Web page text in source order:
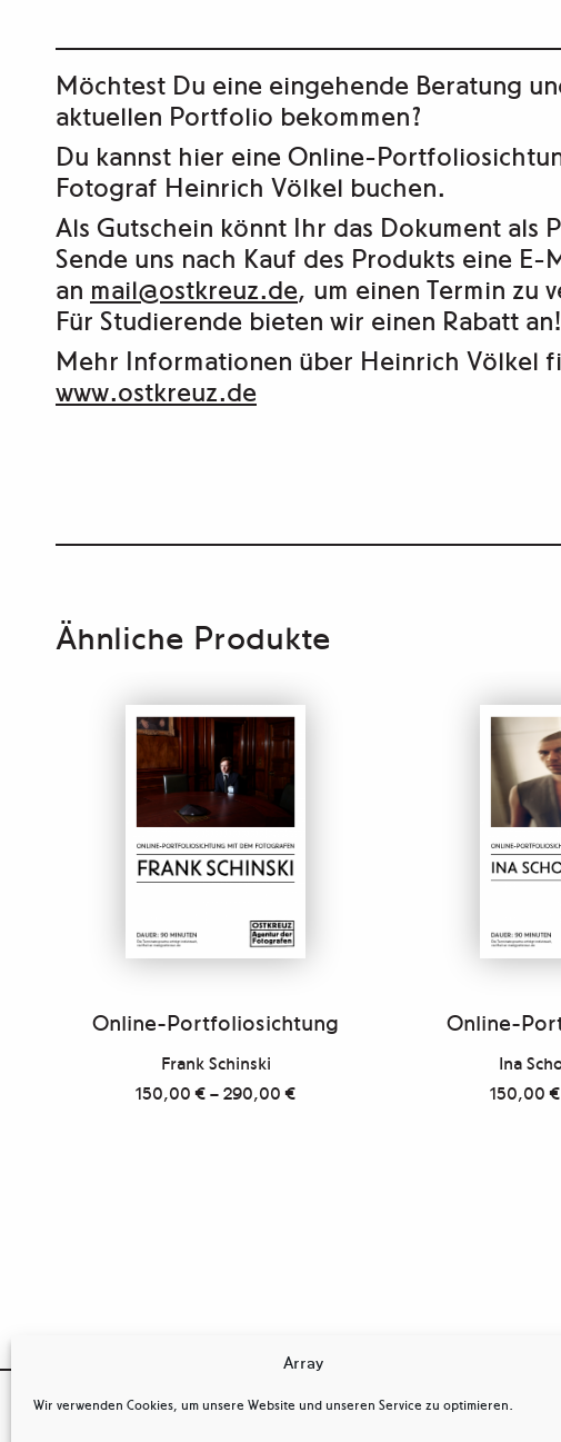
Array
Wir verwenden Cookies, um unsere Website und unseren Service zu optimieren.
Möchtest Du eine eingehende Beratung
aktuellen Portfolio bekommen?
Du kannst hier eine Online-
Fotograf Heinrich Völkel buchen.
Als Gutschein könnt Ihr das Dokument als
Sende uns nach Kauf des Produkts eine E-
an mail@ostkreuz.de, um einen Termin zu
Für Studierende bieten wir einen Rabatt
Mehr Informationen über Heinrich Völkel
www.ostkreuz.de
Ähnliche Produkte
Online-Portfoliosichtung
Frank Schinski
150,00€–290,00€
Online-
Ina
150,00€
